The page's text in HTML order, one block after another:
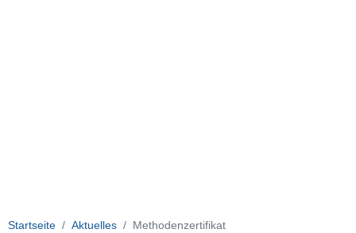
Startseite Aktuelles Methodenzertifikat